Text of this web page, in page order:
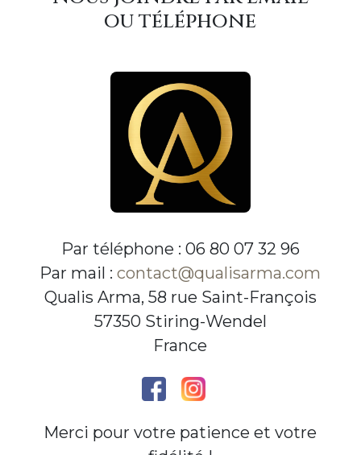
ou téléphone
Par téléphone : 06 80 07 32 96
Par mail :contact@qualisarma.com
Qualis Arma, 58 rue Saint-François
57350 Stiring-Wendel
France
Merci pour votre patience et votre